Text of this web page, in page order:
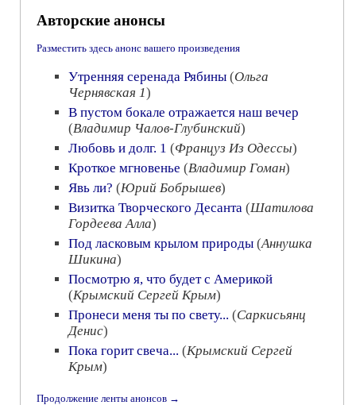
Авторские анонсы
Разместить здесь анонс вашего произведения
Утренняя серенада Рябины (Ольга
Чернявская 1)
В пустом бокале отражается наш вечер
(Владимир Чалов-Глубинский)
Любовь и долг. 1 (Француз Из Одессы)
Кроткое мгновенье (Владимир Гоман)
Явь ли? (Юрий Бобрышев)
Визитка Творческого Десанта (Шатилова
Гордеева Алла)
Под ласковым крылом природы (Аннушка
Шикина)
Посмотрю я, что будет с Америкой
(Крымский Сергей Крым)
Пронеси меня ты по свету... (Саркисьянц
Денис)
Пока горит свеча... (Крымский Сергей
Крым)
Продолжение ленты анонсов →